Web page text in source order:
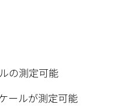
の測定可能
ールが測定可能